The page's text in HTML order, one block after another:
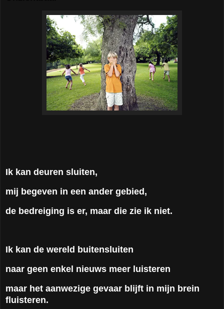
Ik kan deuren sluiten,
mij begeven in een ander gebied,
de bedreiging is er, maar die zie ik niet.
Ik kan de wereld buitensluiten
naar geen enkel nieuws meer luisteren
maar het aanwezige gevaar blijft in mijn brein
fluisteren.